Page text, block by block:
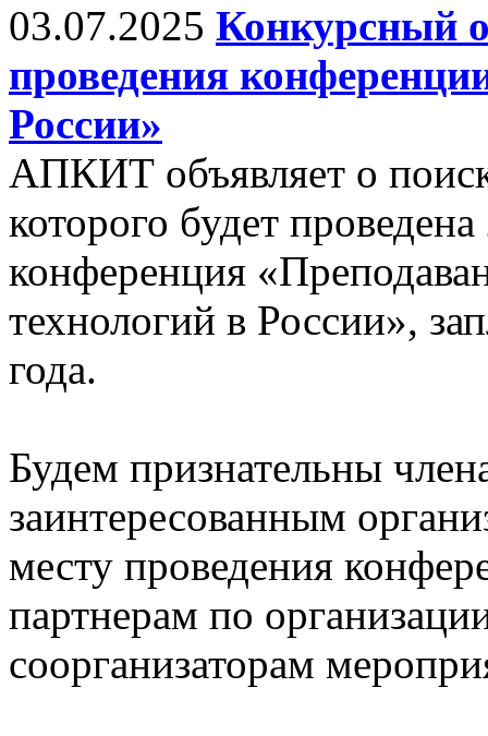
03.07.2025 Конкурсный
проведения
России»
АПКИТ объявляет о
которого будет
конференция
технологий в России»,
года.
Будем признательны
заинтересованным
месту проведения
партнерам по
соорганизаторам